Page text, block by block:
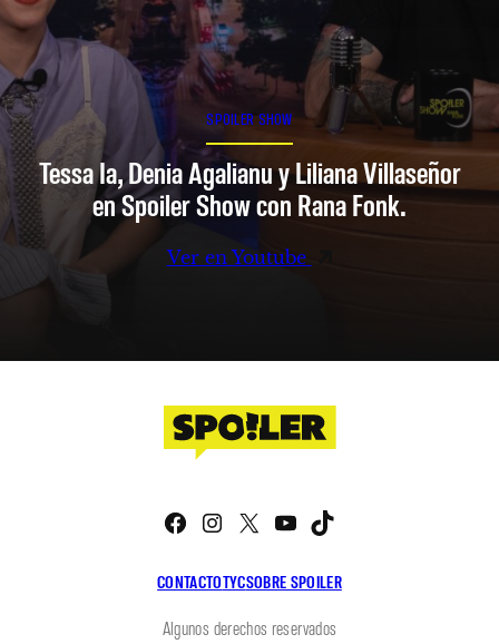
SPOILER SHOW
Tessa Ia, Denia Agalianu y Liliana Villaseñor
en Spoiler Show con Rana Fonk.
Ver en Youtube
CONTACTOTYCSOBRE SPOILER
Facebook
Instagram
X YouTube
Algunos derechos reservados